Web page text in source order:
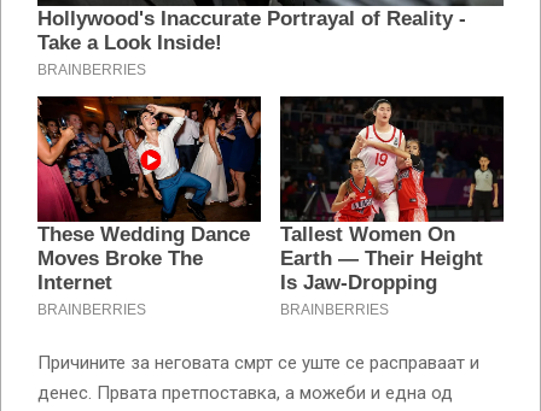
Причините за неговата смрт се уште се расправаат и
денес. Првата претпоставка, а можеби и една од